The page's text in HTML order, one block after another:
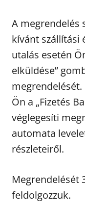
A megrendelés
kívánt szállítási
utalás esetén
elküldése”
Ön a „Fizetés
véglegesíti
automata
részleteiről.
Megrendelését
feldolgozzuk.